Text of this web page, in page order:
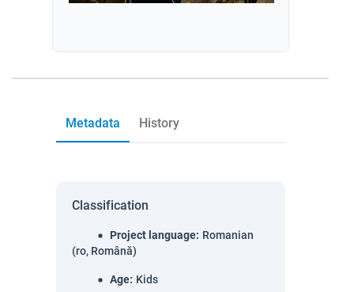
Metadata History
Classification
Project language: Romanian
(ro, Română)
Age: Kids